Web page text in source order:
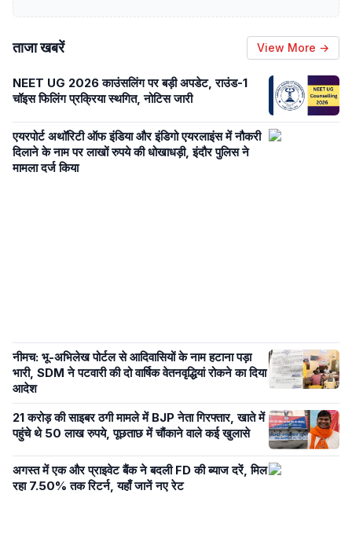
ताजा खबरें View More →
NEET UG 2026 काउंसलिंग पर बड़ी अपडेट, राउंड-1
चॉइस फिलिंग प्रक्रिया स्थगित, नोटिस जारी
एयरपोर्ट अथॉरिटी ऑफ इंडिया और इंडिगो एयरलाइंस में नौकरी
दिलाने के नाम पर लाखों रुपये की धोखाधड़ी, इंदौर पुलिस ने
मामला दर्ज किया
नीमच: भू-अभिलेख पोर्टल से आदिवासियों के नाम हटाना पड़ा
भारी, SDM ने पटवारी की दो वार्षिक वेतनवृद्धियां रोकने का दिया
आदेश
21 करोड़ की साइबर ठगी मामले में BJP नेता गिरफ्तार, खाते में
पहुंचे थे 50 लाख रुपये, पूछताछ में चौंकाने वाले कई खुलासे
अगस्त में एक और प्राइवेट बैंक ने बदली FD की ब्याज दरें, मिल
रहा 7.50% तक रिटर्न, यहाँ जानें नए रेट